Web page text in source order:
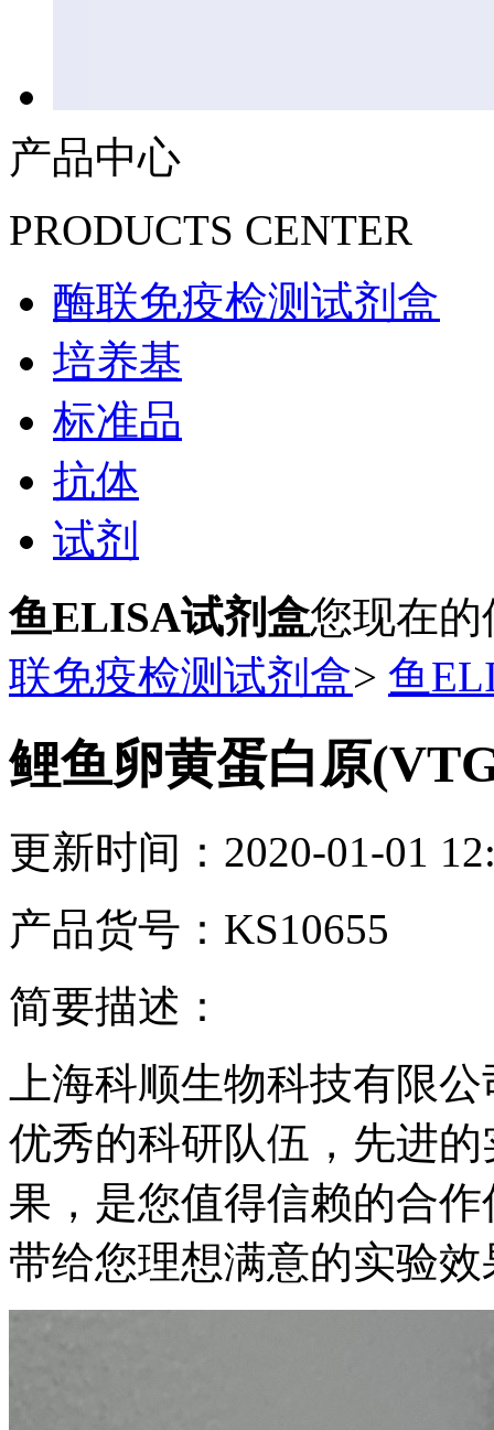
产品中心
PRODUCTS CENTER
酶联免疫检测试剂盒
培养基
标准品
抗体
试剂
鱼ELISA试剂盒您现在的
联免疫检测试剂盒> 鱼
鲤鱼卵黄蛋白原
更新时间：2020-01-01
产品货号：KS10655
简要描述：
上海科顺生物科技有限
优秀的科研队伍，先进
果，是您值得信赖的合
带给您理想满意的实验效